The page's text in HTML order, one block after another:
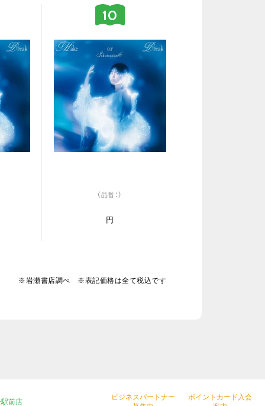
（品番：）
円
※岩瀬書店調べ ※表記価格は全て税込です
前店
ビジネスパートナー
ポイントカード入会